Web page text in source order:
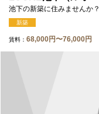
池下の新築に住みませんか
新築
賃料： 68,000円〜76,000円